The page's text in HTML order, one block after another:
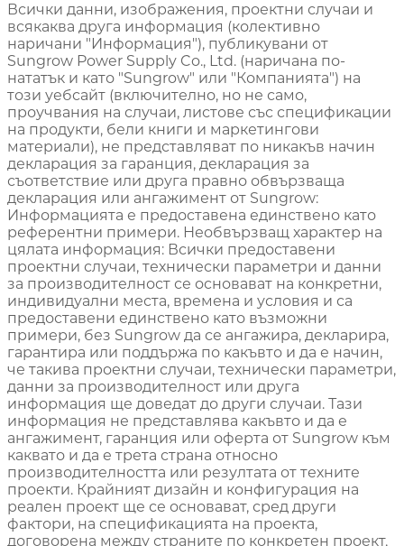
Всички данни, изображения, проектни случаи и
всякаква друга информация (колективно
наричани "Информация"), публикувани от
Sungrow Power Supply Co., Ltd. (наричана по-
нататък и като "Sungrow" или "Компанията") на
този уебсайт (включително, но не само,
проучвания на случаи, листове със спецификации
на продукти, бели книги и маркетингови
материали), не представляват по никакъв начин
декларация за гаранция, декларация за
съответствие или друга правно обвързваща
декларация или ангажимент от Sungrow:
Информацията е предоставена единствено като
референтни примери. Необвързващ характер на
цялата информация: Всички предоставени
проектни случаи, технически параметри и данни
за производителност се основават на конкретни,
индивидуални места, времена и условия и са
предоставени единствено като възможни
примери, без Sungrow да се ангажира, декларира,
гарантира или поддържа по какъвто и да е начин,
че такива проектни случаи, технически параметри,
данни за производителност или друга
информация ще доведат до други случаи. Тази
информация не представлява какъвто и да е
ангажимент, гаранция или оферта от Sungrow към
каквато и да е трета страна относно
производителността или резултата от техните
проекти. Крайният дизайн и конфигурация на
реален проект ще се основават, сред други
фактори, на спецификацията на проекта,
договорена между страните по конкретен проект,